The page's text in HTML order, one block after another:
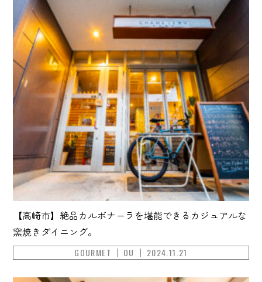
【高崎市】絶品カルボナーラを堪能できるカジュアルな
窯焼きダイニング。
GOURMET OU 2024.11.21